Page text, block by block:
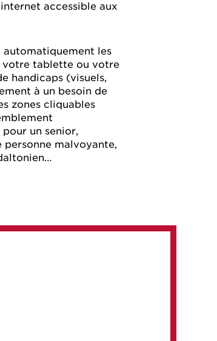
internet accessible aux
les
votre tablette ou votre
handicaps (visuels,
à un besoin de
zones cliquables
un senior,
personne malvoyante,